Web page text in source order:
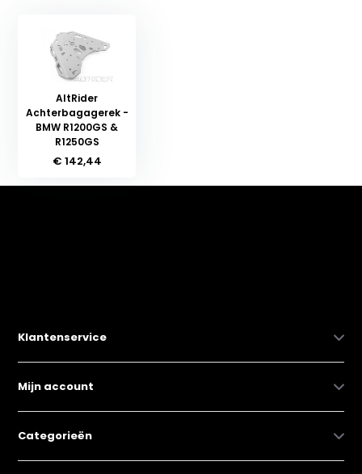
AltRider
Achterbagagerek -
BMW R1200GS &
R1250GS
€ 142,44
Klantenservice
Mijn account
Categorieën